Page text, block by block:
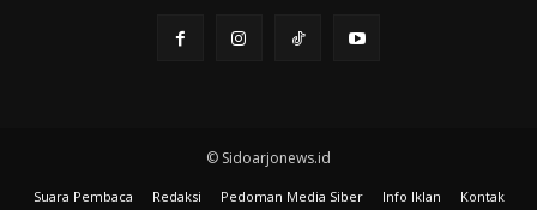
© Sidoarjonews.id
Suara Pembaca Redaksi Pedoman Media Siber Info Iklan Kontak